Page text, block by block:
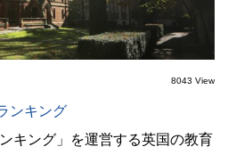
8043 View
ンキング
キング」を運営する英国の教育